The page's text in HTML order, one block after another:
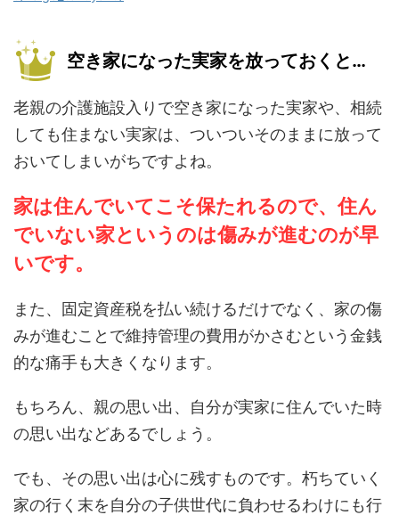
空き家になった実家を放っておくと…
老親の介護施設入りで空き家になった実家や、相続
しても住まない実家は、ついついそのままに放って
おいてしまいがちですよね。
家は住んでいてこそ保たれるので、住ん
でいない家というのは傷みが進むのが早
いです。
また、固定資産税を払い続けるだけでなく、家の傷
みが進むことで維持管理の費用がかさむという金銭
的な痛手も大きくなります。
もちろん、親の思い出、自分が実家に住んでいた時
の思い出などあるでしょう。
でも、その思い出は心に残すものです。朽ちていく
家の行く末を自分の子供世代に負わせるわけにも行